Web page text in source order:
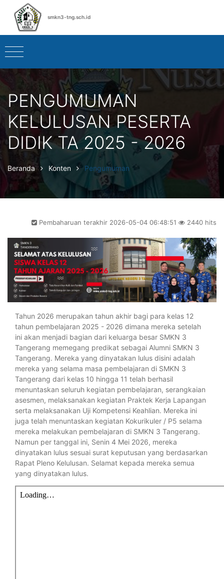
smkn3-tng.sch.id
PENGUMUMAN
KELULUSAN PESERTA
DIDIK TA 2025 - 2026
Beranda Konten Pengumuman
Pembaharuan terakhir 2026-05-04 06:48:51 2440 hits
Tahun 2026 merupakan tahun akhir bagi para kelas 12
tahun pembelajaran 2025 - 2026 dimana mereka setelah
ini akan menjadi bagian dari keluarga besar SMKN 3
Tangerang memegang predikat sebagai Alumni SMKN 3
Tangerang. Mereka yang dinyatakan lulus disini adalah
mereka yang selama masa pembelajaran di SMKN 3
Tangerang dari kelas 10 hingga 11 telah berhasil
menuntaskan seluruh kegiatan pembelajaran, serangkaian
asesmen, melaksanakan kegiatan Praktek Kerja Lapangan
serta melaksanakan Uji Kompetensi Keahlian. Mereka ini
juga telah menuntaskan kegiatan Kokurikuler / P5 selama
mereka melakukan pembelajaran di SMKN 3 Tangerang.
Namun per tanggal ini, Senin 4 Mei 2026, mereka
dinyatakan lulus sesuai surat keputusan yang berdasarkan
Rapat Pleno Kelulusan. Selamat kepada mereka semua
yang dinyatakan lulus.